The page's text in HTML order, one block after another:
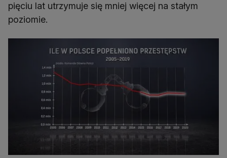
pięciu lat utrzymuje się mniej więcej na stałym
poziomie.